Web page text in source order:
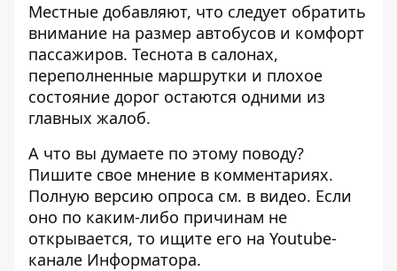
Местные добавляют, что следует обратить
внимание на размер автобусов и комфорт
пассажиров. Теснота в салонах,
переполненные маршрутки и плохое
состояние дорог остаются одними из
главных жалоб.
А что вы думаете по этому поводу?
Пишите свое мнение в комментариях.
Полную версию опроса см. в видео. Если
оно по каким-либо причинам не
открывается, то ищите его на Youtube-
канале Информатора.